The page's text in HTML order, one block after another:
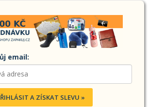
email:
A ZÍSKAT SLEVU »